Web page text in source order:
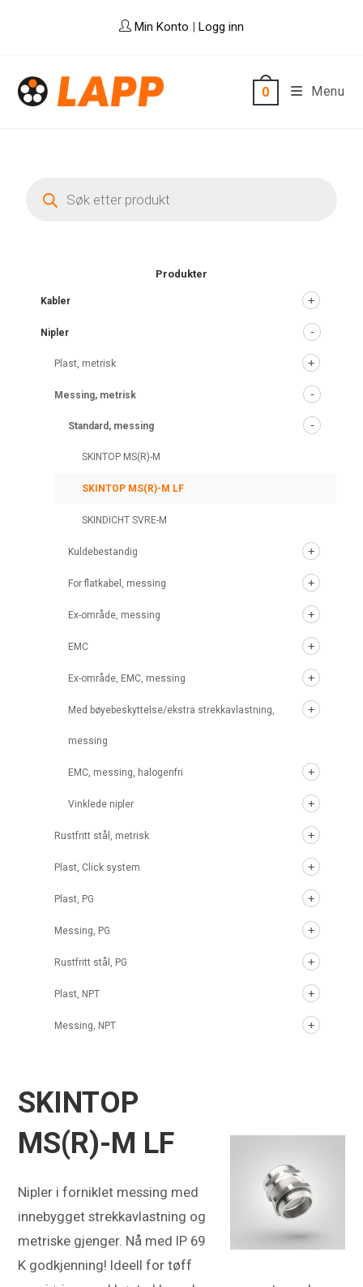
Min Konto | Logg inn
0 Menu
search
Produkter
Kabler
Nipler
Plast, metrisk
Messing, metrisk
Standard, messing
SKINTOP MS(R)-M
SKINTOP MS(R)-M LF
SKINDICHT SVRE-M
Kuldebestandig
For flatkabel, messing
Ex-område, messing
EMC
Ex-område, EMC, messing
Med bøyebeskyttelse/ekstra strekkavlastning,
messing
EMC, messing, halogenfri
Vinklede nipler
Rustfritt stål, metrisk
Plast, Click system
Plast, PG
Messing, PG
Rustfritt stål, PG
Plast, NPT
Messing, NPT
SKINTOP
MS(R)-M LF
Nipler i forniklet messing med
innebygget strekkavlastning og
metriske gjenger. Nå med IP 69
K godkjenning! Ideell for tøff